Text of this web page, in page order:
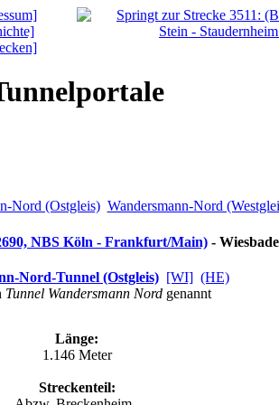
Nord (Ostgleis) Wandersmann-Nord
NBS Köln - Frankfurt/Main)-
Nord-Tunnel (Ostgleis) [WI] (HE)
Tunnel Wandersmann Nordgenannt
Länge:
1.146 Meter
Streckenteil: